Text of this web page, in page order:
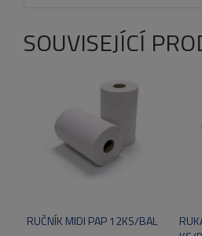
SOUVISEJÍCÍ
RUČNÍK MIDI PAP 12KS/BAL